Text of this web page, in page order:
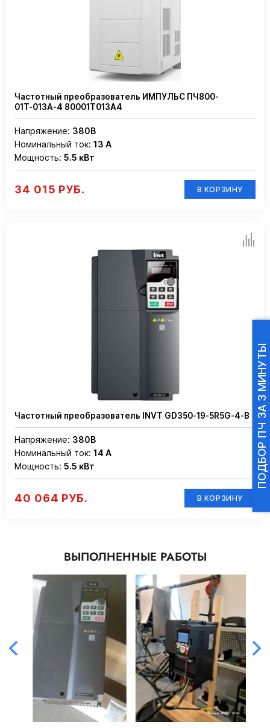
Частотный преобразователь ИМПУЛЬС ПЧ800-
01Т-013А-4 80001Т013А4
Напряжение: 380В
Номинальный ток: 13 А
Мощность: 5.5 кВт
34 015 РУБ. В КОРЗИНУ
Частотный преобразователь INVT GD350-19-5R5G-4-B
Напряжение: 380В
Номинальный ток: 14 А
Мощность: 5.5 кВт
40 064 РУБ. В КОРЗИНУ
ВЫПОЛНЕННЫЕ РАБОТЫ
ПОДБОР ПЧ ЗА 3 МИНУТЫ